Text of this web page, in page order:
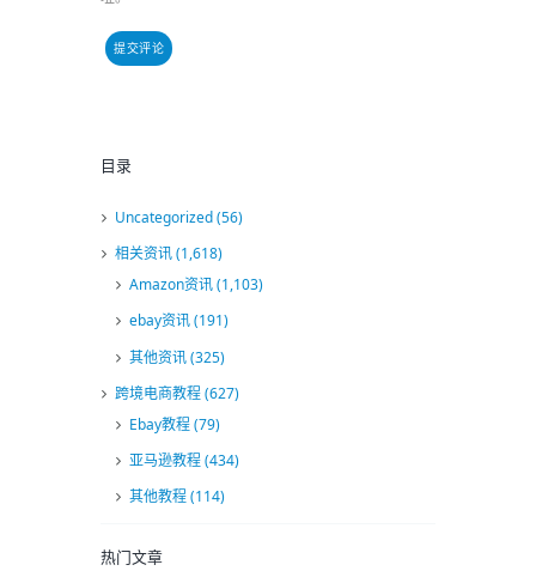
目录
Uncategorized(56)
相关资讯(1,618)
Amazon资讯(1,103)
ebay资讯(191)
其他资讯(325)
跨境电商教程(627)
Ebay教程(79)
亚马逊教程(434)
其他教程(114)
热门文章